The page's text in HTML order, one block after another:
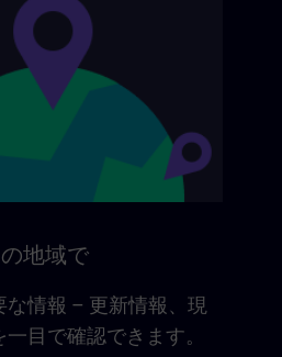
地域で
情報 – 更新情報、現
目で確認できます。